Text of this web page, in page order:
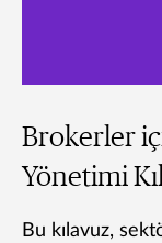
Brokerler
Yönetimi
Bu kılavuz,